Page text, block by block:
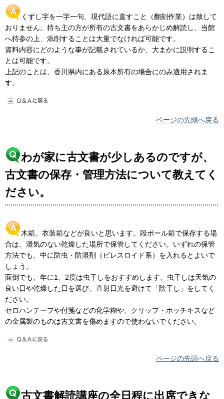
くずし字を一字一句、現代語に直すこと（翻刻作業）は致して
おりません。持ち主の方が所有の古文書をあらかじめ解読し、当館
へ持参の上、添削することは大量でなければ可能です。
資料内容にどのような事が記載されているか、大まかに説明するこ
とは可能です。
上記のことは、香川県内にある原本所有の場合にのみ適用されま
す。
ページの先頭へ戻る
わが家に古文書が少しあるのですが、
古文書の保存・管理方法について教えてく
ださい。
木箱、衣装箱などが良いと思います。段ボール箱で保存する場
合は、湿気のない乾燥した場所で保管してください。いずれの保管
方法でも、中に防虫・防湿剤（ピレスロイド系）を入れるとよいで
しょう。
面倒でも、年に1、2度は虫干しをおすすめします。虫干しは天気の
良い日や乾燥した日を選び、直射日光を避けて「陰干し」をしてく
ださい。
セロハンテープや付箋などの化学糊や、クリップ・ホッチキスなど
の金属製のものは古文書を傷めますので使わないでください。
ページの先頭へ戻る
古文書解読講座の全日程に出席できな